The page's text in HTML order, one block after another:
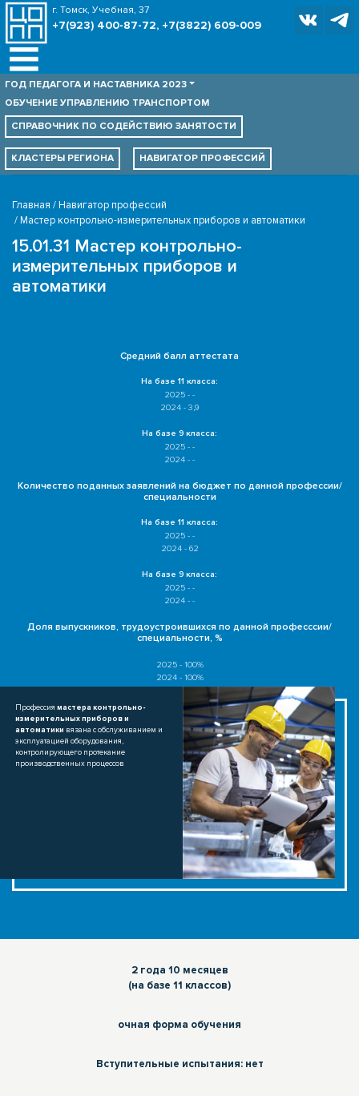
г. Томск, Учебная, 37
+7(923) 400-87-72, +7(3822) 609-009
ГОД ПЕДАГОГА И НАСТАВНИКА 2023
ОБУЧЕНИЕ УПРАВЛЕНИЮ ТРАНСПОРТОМ
СПРАВОЧНИК ПО СОДЕЙСТВИЮ ЗАНЯТОСТИ
КЛАСТЕРЫ РЕГИОНА НАВИГАТОР ПРОФЕССИЙ
Главная
Навигатор профессий
Мастер контрольно-измерительных приборов и автоматики
15.01.31 Мастер контрольно-
измерительных приборов и
автоматики
Средний балл аттестата
На базе 11 класса:
2025 - -
2024 - 3,9
На базе 9 класса:
2025 - -
2024 - -
Количество поданных заявлений на бюджет по данной профессии/
специальности
На базе 11 класса:
2025 - -
2024 - 62
На базе 9 класса:
2025 - -
2024 - -
Доля выпускников, трудоустроившихся по данной професссии/
специальности, %
2025 - 100%
2024 - 100%
Профессия мастера контрольно-
измерительных приборов и
автоматики вязана с обслуживанием и
эксплуатацией оборудования,
контролирующего протекание
производственных процессов
2 года 10 месяцев
(на базе 11 классов)
очная форма обучения
Вступительные испытания: нет